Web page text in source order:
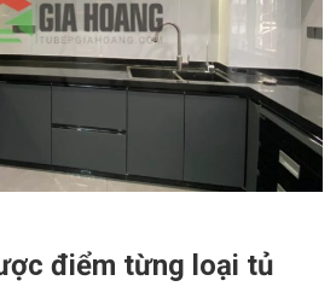
điểm từng loại tủ